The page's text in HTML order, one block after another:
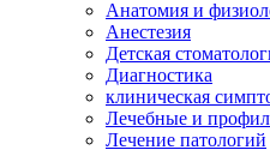
Анатомия и
Анестезия
Детская
Диагностика
клиническая
Лечебные и
Лечение патологий